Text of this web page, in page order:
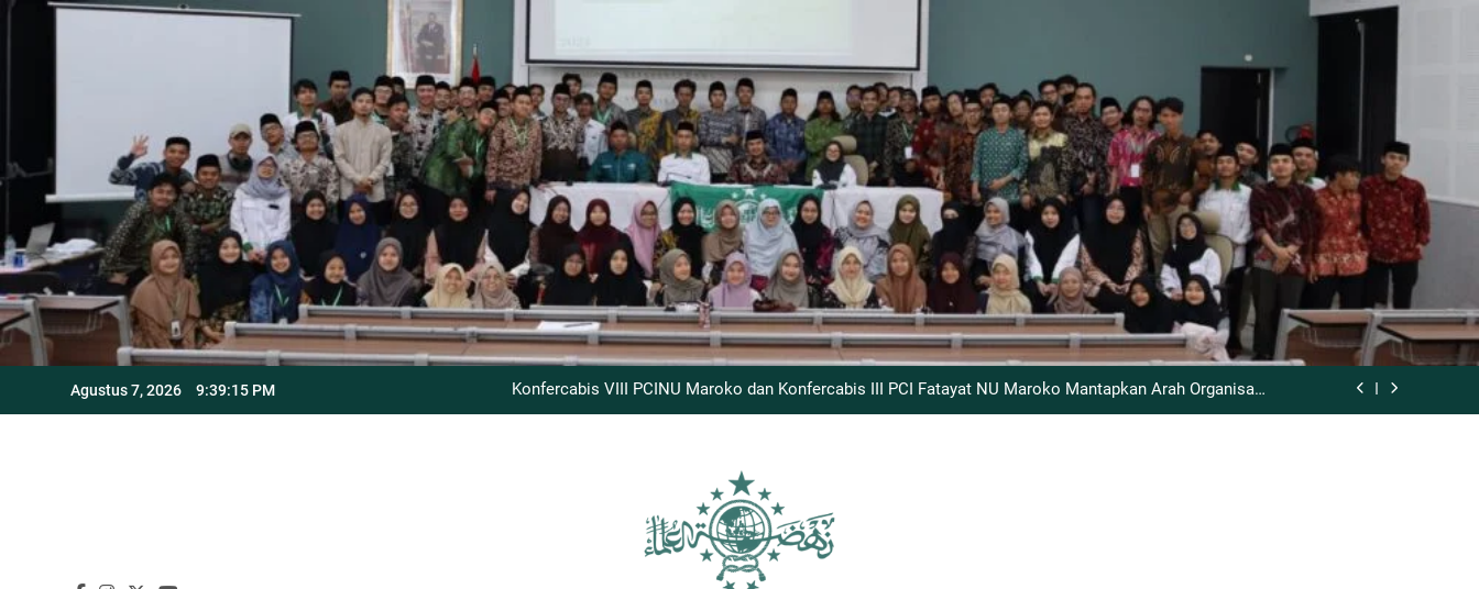
Skip
Agustus 7, 2026 9:39:16 PM
Majalah Nuswantara Edisi III
Mengenang Mbah Mun: Haul ke-7 Menjadi Momentum Meneladani Ulama Kharismatik
Konfercabis VIII PCINU Maroko dan Konfercabis III PCI Fatayat NU Maroko Mantapkan Arah Organisasi
Mengenang Mbah Mun: Haul ke-7 Menjadi Momentum Meneladani Ulama Kharismatik
Konfercabis VIII PCINU Maroko dan Konfercabis III PCI Fatayat NU Maroko Mantapkan Arah Organisasi